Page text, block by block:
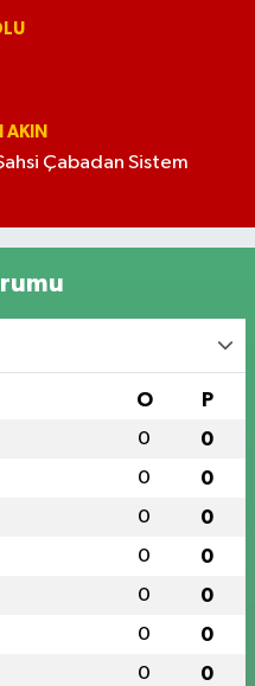
AKIN
Çabadan Sistem
O P
0 0
0 0
0 0
0 0
0 0
0 0
0 0